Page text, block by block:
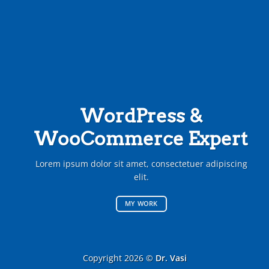
WordPress &
WooCommerce Expert
Lorem ipsum dolor sit amet, consectetuer adipiscing
elit.
MY WORK
Copyright 2026 © Dr. Vasi